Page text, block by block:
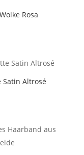
Rosa
Satin Altrosé